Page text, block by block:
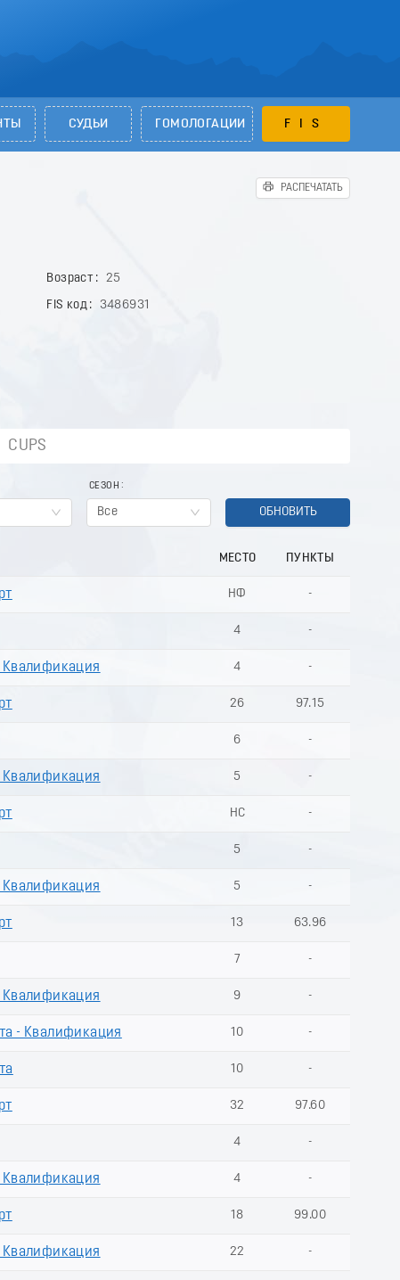
СУДЬИ ГОМОЛОГАЦИИ FIS
РАСПЕЧАТАТЬ
Возраст
25
FIS код 3486931
CUPS
СЕЗОН
Все ОБНОВИТЬ
МЕСТО ПУНКТЫ
НФ -
4 -
4 -
26 97.15
6 -
5 -
НС -
5 -
5 -
13 63.96
7 -
9 -
- Квалификация 10 -
10 -
32 97.60
4 -
4 -
18 99.00
22 -